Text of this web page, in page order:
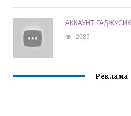
АККАУНТ
2025
Реклама